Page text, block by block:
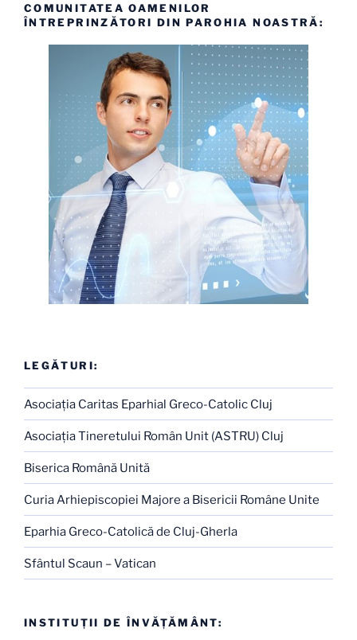
COMUNITATEA OAMENILOR
ÎNTREPRINZĂTORI DIN PAROHIA NOASTRĂ:
LEGĂTURI:
Asociaţia Caritas Eparhial Greco-Catolic Cluj
Asociaţia Tineretului Român Unit (ASTRU) Cluj
Biserica Română Unită
Curia Arhiepiscopiei Majore a Bisericii Române Unite
Eparhia Greco-Catolică de Cluj-Gherla
Sfântul Scaun – Vatican
INSTITUŢII DE ÎNVĂŢĂMÂNT: